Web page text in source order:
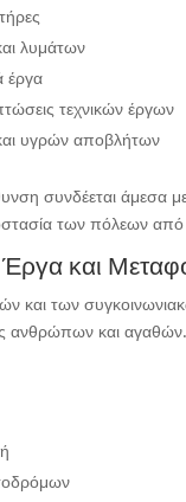
λυμάτων
έργα
τεχνικών έργων
υγρών αποβλήτων
συνδέεται άμεσα
των πόλεων
και
και των
ανθρώπων και αγαθών.